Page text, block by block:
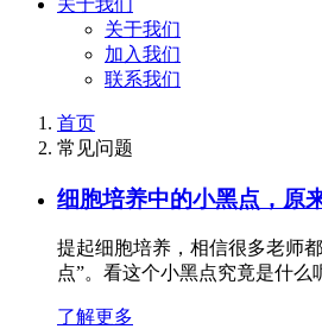
关于我们
加入我们
联系我们
首页
常见问题
细胞培养中的小黑点，原
提起细胞培养，相信很多老师
点”。看这个小黑点究竟是什么
了解更多